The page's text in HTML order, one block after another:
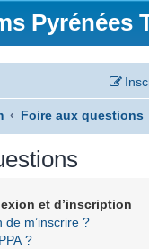
Pyrénées
Foire aux questions
et d’inscription
de m’inscrire ?
?